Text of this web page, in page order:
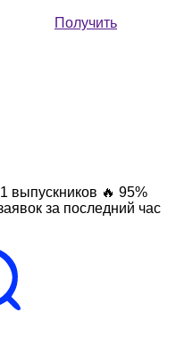
Получить
выпускников 🔥 95%
за последний час